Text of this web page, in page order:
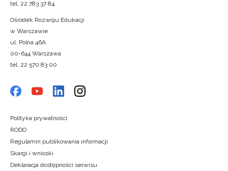
tel. 22 783 37 84
Ośrodek Rozwoju Edukacji
w Warszawie
ul. Polna 46A
00-644 Warszawa
tel. 22 570 83 00
Polityka prywatności
RODO
Regulamin publikowania informacji
Skargi i wnioski
Deklaracja dostępności serwisu